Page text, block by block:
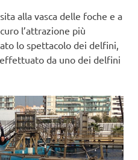
alla vasca delle foche e a
l’attrazione più
lo spettacolo dei delfini,
da uno dei delfini